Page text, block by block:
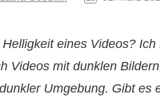
eines Videos?
Videos mit dunklen
Umgebung. Gibt es